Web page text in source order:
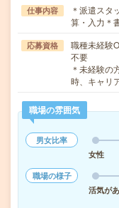
仕事内容
＊派遣スタ
算・入力＊
応募資格
職種未経験
不要
＊未経験の
時、キャリ
職場の雰囲気
男女比率
女性
職場の様子
活気が